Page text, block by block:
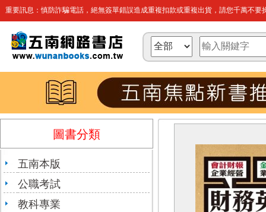
重要訊息：慎防詐騙電話，絕無簽單錯誤造成重複扣款或重複出貨，請您千萬不要
圖書分類
五南本版
公職考試
教科專業